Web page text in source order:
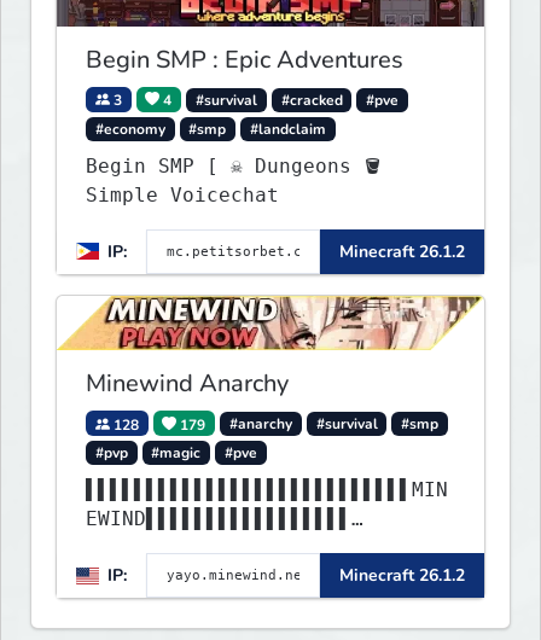
Begin SMP : Epic Adventures
3 4 #survival #cracked
#pve
#economy
#smp #landclaim
Begin SMP [ ☠ Dungeons 🪣
Simple Voicechat
IP: Minecraft 26.1.2
Minewind Anarchy
128 179 #anarchy #survival
#smp
#pvp
#magic #pve
▌▌▌▌▌▌▌▌▌▌▌▌▌▌▌▌▌▌▌▌▌▌▌▌▌▌▌MIN
EWIND▌▌▌▌▌▌▌▌▌▌▌▌▌▌▌▌▌
▌▌▌▌▌▌▌▌▌▌▌▌▌▌▌▌▌▌▌▌▌▌▌▌▌▌▌▌▌▌
▌▌▌▌▌▌▌▌▌▌▌▌▌▌▌▌▌▌▌▌▌▌
IP: Minecraft 26.1.2